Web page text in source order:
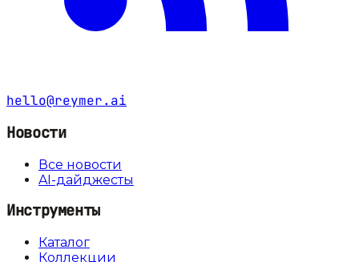
hello@reymer.ai
Новости
Все новости
AI-дайджесты
Инструменты
Каталог
Коллекции